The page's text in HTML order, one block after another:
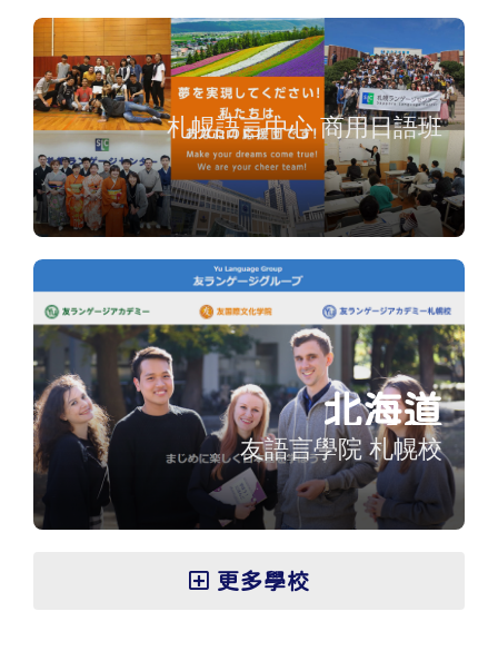
札幌語言中心 商用日語班
北海道
友語言學院 札幌校
更多學校